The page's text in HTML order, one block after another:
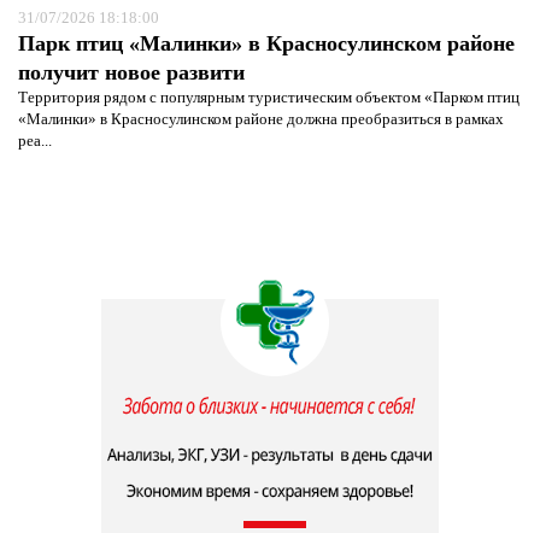
31/07/2026 18:18:00
Парк птиц «Малинки» в Красносулинском районе
получит новое развити
Территория рядом с популярным туристическим объектом «Парком птиц
«Малинки» в Красносулинском районе должна преобразиться в рамках
реа...